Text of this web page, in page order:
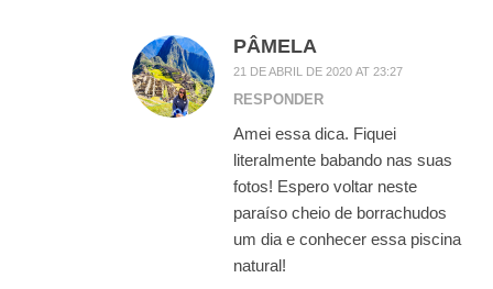
PÂMELA
21 DE ABRIL DE 2020 AT 23:27
RESPONDER
Amei essa dica. Fiquei
literalmente babando nas suas
fotos! Espero voltar neste
paraíso cheio de borrachudos
um dia e conhecer essa piscina
natural!